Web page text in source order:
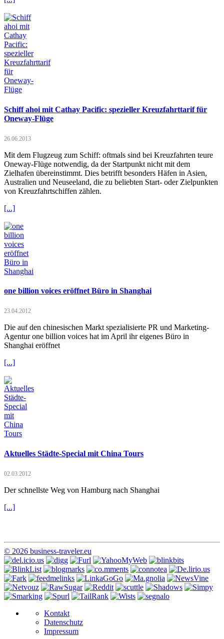
Schiff ahoi mit Cathay Pacific: spezieller Kreuzfahrttarif für
Oneway-Flüge
26.06.2013
Mit dem Flugzeug zum Schiff: oftmals sind bei Kreuzfahrten teure
Oneway-Flüge notwendig, da der Startpunkt nicht mit dem
Zielhafen übereinstimmt. Dies betrifft besonders Häfen in Asien,
Australien und Neuseeland, die zu beliebten Start- oder Zielpunkten
von Kreuzfahrtschiffen zählen.
[...]
one billion voices eröffnet Büro in Shanghai
23.04.2012
Die auf den chinesischen Markt spezialisierte PR und Marketing-
Agentur one billion voices hat im April ihr eigenes Büro in
Shanghai eröffnet
[...]
Aktuelles Städte-Special mit China Tours
02.03.2012
Der schnellste Weg von Hamburg nach Shanghai
[...]
© 2026 business-traveler.eu
Kontakt
Datenschutz
Impressum